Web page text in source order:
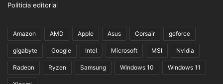
Politicia editorial
Amazon AMD Apple Asus Corsair geforce
gigabyte Google Intel Microsoft MSI Nvidia
Radeon Ryzen Samsung Windows 10 Windows 11